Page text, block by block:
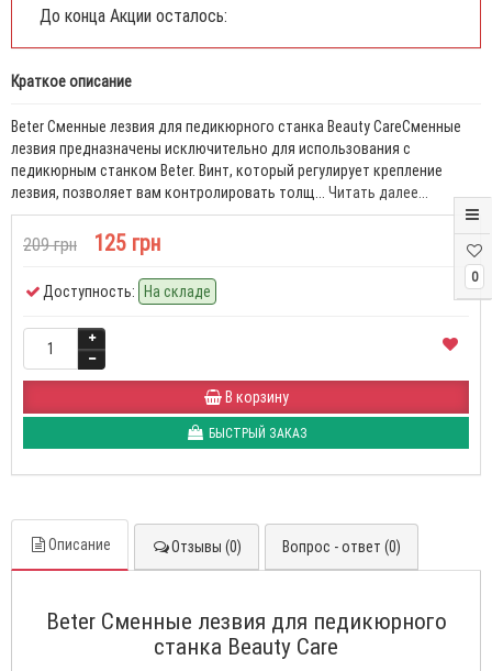
0
До конца Акции осталось:
Краткое описание
Beter Сменные лезвия для педикюрного станка Beauty CareСменные
лезвия предназначены исключительно для использования с
педикюрным станком Beter. Винт, который регулирует крепление
лезвия, позволяет вам контролировать толщ... Читать далее...
209 грн 125 грн
Доступность: На складе
В корзину
БЫСТРЫЙ ЗАКАЗ
Описание Отзывы (0) Вопрос - ответ (0)
Beter Сменные лезвия для педикюрного
станка Beauty Care